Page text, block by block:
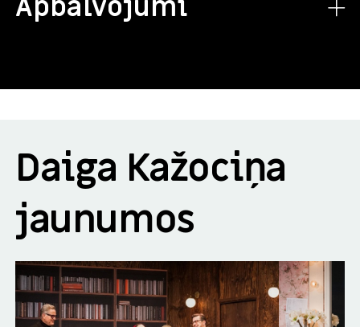
Apbalvojumi
Daiga Kažociņa
jaunumos